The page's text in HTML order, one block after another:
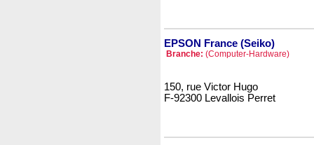
EPSON France (Seiko)
Branche: (Computer-Hardware)
150, rue Victor Hugo
F-92300 Levallois Perret